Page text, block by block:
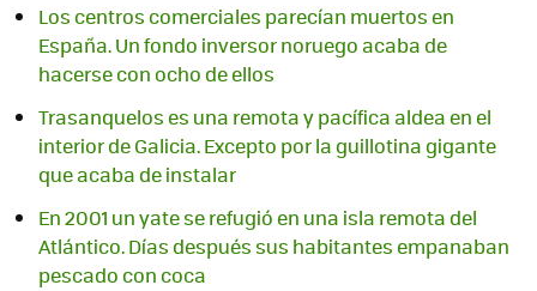
Los centros comerciales parecían muertos en
España. Un fondo inversor noruego acaba de
hacerse con ocho de ellos
Trasanquelos es una remota y pacífica aldea en el
interior de Galicia. Excepto por la guillotina gigante
que acaba de instalar
En 2001 un yate se refugió en una isla remota del
Atlántico. Días después sus habitantes empanaban
pescado con coca